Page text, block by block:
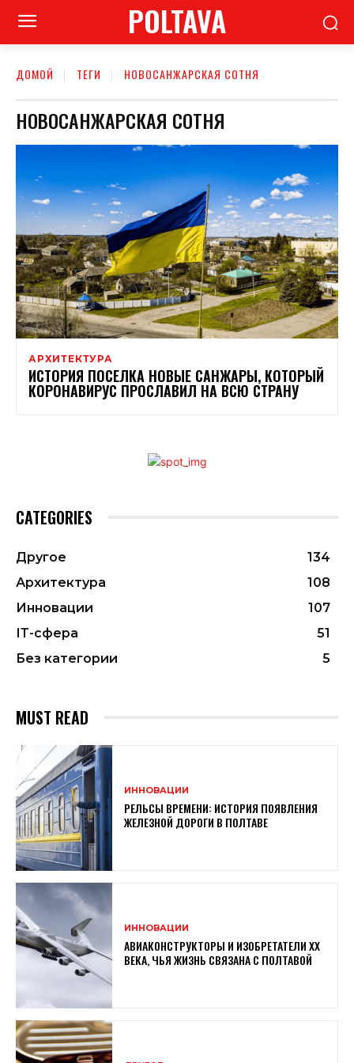
POLTAVA
ДОМОЙ ТЕГИ НОВОСАНЖАРСКАЯ СОТНЯ
НОВОСАНЖАРСКАЯ СОТНЯ
АРХИТЕКТУРА
ИСТОРИЯ ПОСЕЛКА НОВЫЕ САНЖАРЫ, КОТОРЫЙ
КОРОНАВИРУС ПРОСЛАВИЛ НА ВСЮ СТРАНУ
CATEGORIES
Другое
134
Архитектура
108
Инновации
107
ІТ-сфера
51
Без категории
5
MUST READ
ИННОВАЦИИ
РЕЛЬСЫ ВРЕМЕНИ: ИСТОРИЯ ПОЯВЛЕНИЯ
ЖЕЛЕЗНОЙ ДОРОГИ В ПОЛТАВЕ
ИННОВАЦИИ
АВИАКОНСТРУКТОРЫ И ИЗОБРЕТАТЕЛИ XX
ВЕКА, ЧЬЯ ЖИЗНЬ СВЯЗАНА С ПОЛТАВОЙ